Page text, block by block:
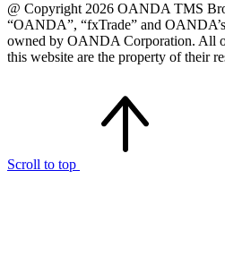
@ Copyright 2026 OANDA TMS
“OANDA”, “fxTrade” and
owned by OANDA Corporation. All
this website are the property of their
Scroll to top